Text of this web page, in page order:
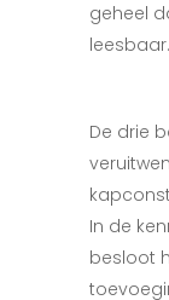
geheel
De drie
In de
besloot